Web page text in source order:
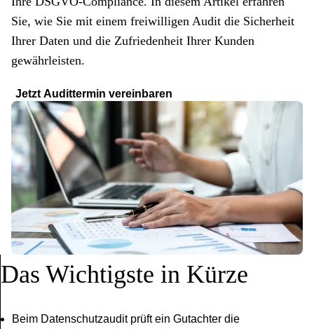
Sie, wie Sie mit einem freiwilligen Audit die Sicherheit
Ihrer Daten und die Zufriedenheit Ihrer Kunden
gewährleisten.
Jetzt Audittermin vereinbaren
Das Wichtigste in Kürze
Beim Datenschutzaudit prüft ein Gutachter die